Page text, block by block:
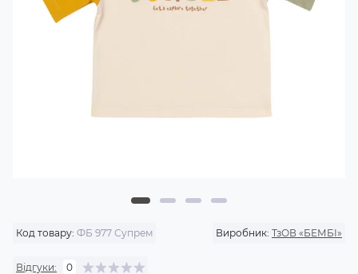
Код товару: ФБ 977 Супрем Виробник: ТзОВ «БЕМБІ»
Відгуки: 0